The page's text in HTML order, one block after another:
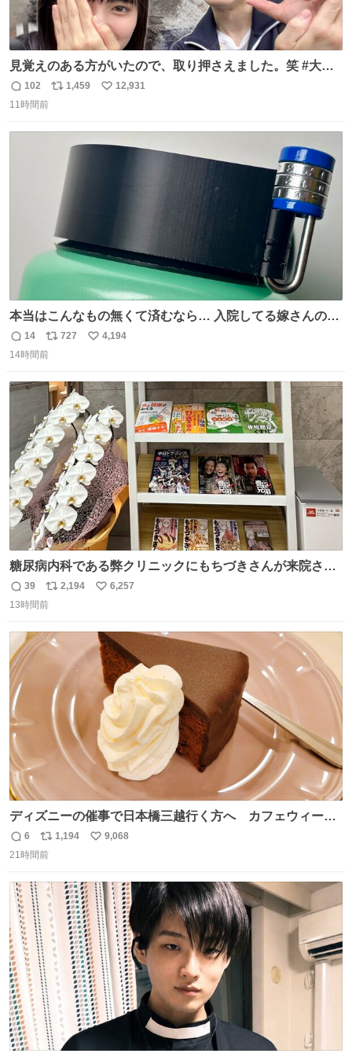
見覚えのある方がいたので、取り押さえました。笑 #大追
跡 #鈴木浩文 さん
返
信
102
リ
1,459
い
数
12,931
11時間前
本当はこんなもの無くて済むなら… 入院してる嫁さんの病
棟、共同の冷蔵庫の中身を勝手に触る輩がおるのだけど、
ナルゲンボトルの中身が減っている事案が起きたらしい。
ないと蓋が回せないやつ』を作ったぞ…
返
信
14
リ
ポ
ト
数
727
い
数
4,194
14時間前
糖尿病内科である弊クリニックにもちづきさんが来院され
ました。
返
信
39
リ
ポ
ト
2,194
い
数
6,257
13時間前
ディズニーの催事で日本橋三越行く方へ カフェウィーン
のザッハトルテを食べてください
返
信
6
リ
ポ
ト
数
1,194
い
数
9,068
21時間前